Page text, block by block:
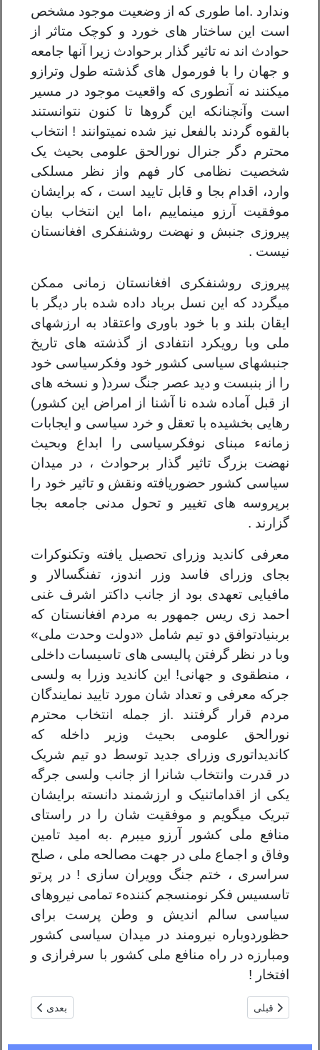
وندارد . اما طوری که از وضعیت موجود مشخص
است این ساختار های خورد و کوچک متاثر از
حوادث اند نه تاثیر گذ ار برحوادث زیرا آنها جامعه
و جهان را با فورمول های گذشته طول وترازو
میکنند نه آنطوری که واقعیت موجود در مسیر
است وآنچنانکه این گروها تا کنون نتوانستند
بالقوه گردند بالفعل نیز شده نمیتوانند ! انتخاب
محترم دگر جنرال نورالحق علومی بحیث یک
شخصیت نظامی کار فهم واز نظر مسلکی
وارد، اقدام بجا و قابل تایید است ،که برایشان
موفقیت آرزو مینماییم ،اما این
انتخاب بیان
پیروزی جنبش و نهضت روشنفکری افغانستان
نیست .
پیروزی روشنفکری افغانستان زمانی ممکن
میگردد که این نسل برباد داده شده بار دیگر با
ایقان بلند و با خود باوری واعتقاد به ارزشهای
ملی وبا رویکرد انتفادی از گذشته های تاریخ
جنبشهای سیاسی کشور خود وفکرسیاسی خود
را از بنبست و دید عصر جنگ سرد( و نسخه های
از قبل آماده شده نا آشنا از امراض این کشور)
رهایی بخشیده با تعقل و خرد سیاسی و ایجابات
زمانهء مبنای نوفکرسیاسی را ابداع وبحیث
نهضت بزرگ تاثیر گذ ار برحوادث ، در میدان
سیاسی کشور حضور یافته ونقش و تاثیر خود را
برپروسه های تغییر و تحول مدنی جامعه بجا
گزارند .
معرفی کاندید وزرای تحصیل یافته وتکنوکرات
بجای وزرای فاسد وزر اندوز ،تفنگسالار و
مافیایی تعهدی بود از جانب داکتر اشرف غنی
احمد زی ریس جمهور به مردم افغانستان که
بربنیادتوافق دو تیم شامل «دولت وحدت ملی»
وبا در نظر گرفتن پالیسی های تاسیسات داخلی
، منطقوی و جهانی!
این کاندید وزرا به ولسی
جرکه معرفی و تعداد شان مورد تایید نمایندگان
مردم قرار گرفتند .از جمله انتخاب محترم
نورالحق علومی بحیث وزیر داخله که
کاندیداتوری وزرای جدیدتوسط دو تیم شریک
در قدرت وانتخاب شانرا از جانب ولسی جرگه
یکی از اقداماتنیک و ارزشمند دانسته برایشان
تبریک میگویم و موفقیت شان را در راستای
منافع ملی کشور آرزو میبرم .به امید تامین
وفاق و اجماع ملی در جهت مصالحه ملی ، صلح
سراسری ، ختم جنگ وویران سازی !در پرتو
تاسسیس فکر نومنسجم کنندهء تمامی نیروهای
سیاسی سالم اندیش و وطن پرست برای
حظور دوباره نیرومند در میدان سیاسی کشور
ومبارزه در راه منافع ملی کشور با سرفرازی و
افتخار !
مطلب قبلی: آبدیت طــالب به داعــش / شمس الحق حقانی
قبلی مطلب بعدی:
بعدی